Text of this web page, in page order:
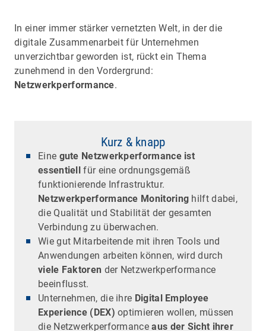
In einer immer stärker vernetzten Welt, in der die
digitale Zusammenarbeit für Unternehmen
unverzichtbar geworden ist, rückt ein Thema
zunehmend in den Vordergrund:
Netzwerkperformance.
Kurz & knapp
Eine gute Netzwerkperformance ist
essentiell für eine ordnungsgemäß
funktionierende Infrastruktur.
Netzwerkperformance Monitoring hilft dabei,
die Qualität und Stabilität der gesamten
Verbindung zu überwachen.
Wie gut Mitarbeitende mit ihren Tools und
Anwendungen arbeiten können, wird durch
viele Faktoren der Netzwerkperformance
beeinflusst.
Unternehmen, die ihre Digital Employee
Experience (DEX) optimieren wollen, müssen
die Netzwerkperformanceaus der Sicht ihrer